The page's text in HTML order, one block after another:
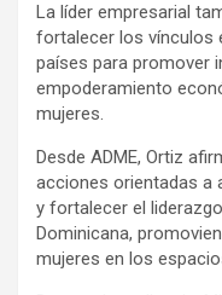
La líder empresarial
fortalecer los vínculos
países para promover
empoderamiento
mujeres.
Desde ADME, Ortiz
acciones orientadas a
y fortalecer el
Dominicana,
mujeres en los